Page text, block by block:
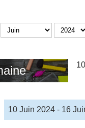
10 Juin 2024 - 16